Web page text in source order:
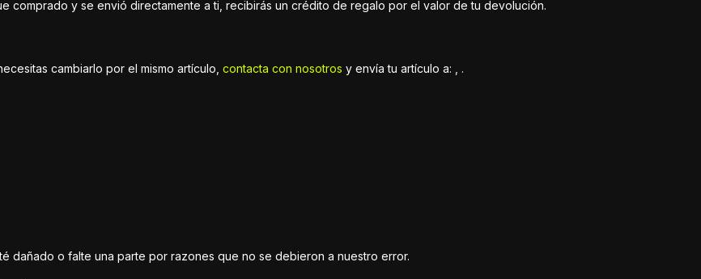
comprado y se envió directamente a ti, recibirás un crédito de regalo por el valor de tu devolución.
cambiarlo por el mismo artículo, contacta con nosotros y envía tu artículo a: , .
dañado o falte una parte por razones que no se debieron a nuestro error.